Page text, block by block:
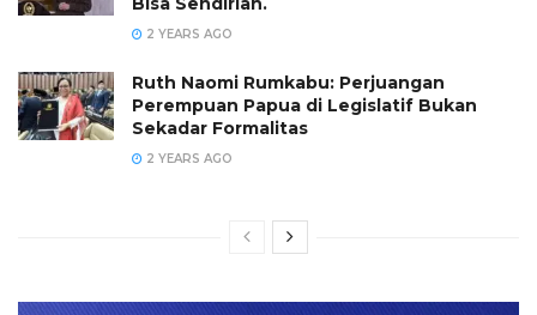
2 YEARS AGO
Ruth Naomi Rumkabu: Perjuangan
Perempuan Papua di Legislatif Bukan
Sekadar Formalitas
2 YEARS AGO